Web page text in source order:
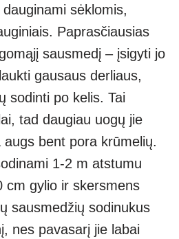
sėklomis,
Paprasčiausias
sausmedį – įsigyti jo
gausaus derliaus,
sodinti po kelis. Tai
tad daugiau uogų jie
bent pora krūmelių.
1-2 m atstumu
cm gylio ir skersmens
sausmedžių sodinukus
nes pavasarį jie labai